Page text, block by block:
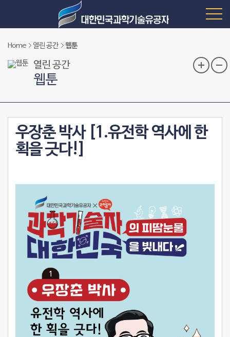
Home 열린 공간 웹툰
열린 공간
웹툰
우장춘 박사 [1.유전학 역사에 한
획을 긋다!]